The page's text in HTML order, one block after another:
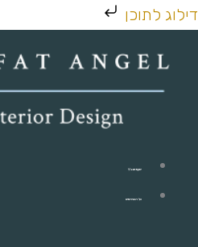
דילוג לתוכן
דילוג
יפעת אנג'ל
כל השירותים